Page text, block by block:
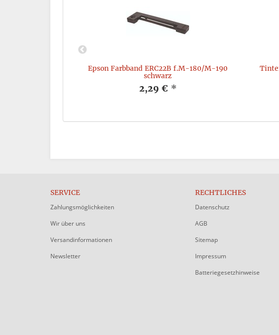
Epson Farbband ERC22B f.M-180/M-190
schwarz
2,29 € *
SERVICE
Zahlungsmöglichkeiten
Wir über uns
Versandinformationen
Newsletter
RECHTLICHES
Datenschutz
AGB
Sitemap
Impressum
Batteriegesetzhinweise